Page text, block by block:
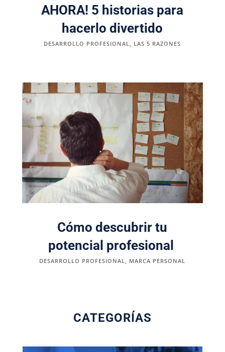
AHORA! 5 historias para
hacerlo divertido
DESARROLLO PROFESIONAL LAS 5 RAZONES
Cómo descubrir tu
potencial profesional
DESARROLLO PROFESIONAL, MARCA PERSONAL
CATEGORÍAS